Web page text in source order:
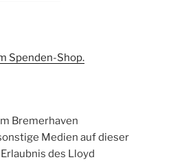
Bremerhaven
Medien auf dieser
des Lloyd